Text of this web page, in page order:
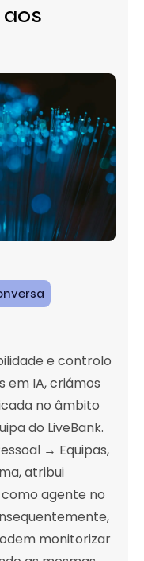
e controlo
em IA, criámos
no âmbito
do LiveBank.
→ Equipas,
atribui
agente no
monitorizar